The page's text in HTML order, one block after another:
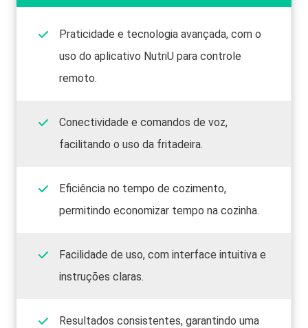
Praticidade e tecnologia avançada, com o
uso do aplicativo NutriU para controle
remoto.
Conectividade e comandos de voz,
facilitando o uso da fritadeira.
Eficiência no tempo de cozimento,
permitindo economizar tempo na cozinha.
Facilidade de uso, com interface intuitiva e
instruções claras.
Resultados consistentes, garantindo uma